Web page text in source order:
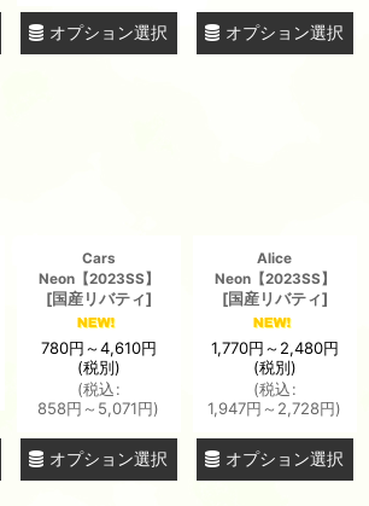
オプション選択 オプション選択
Cars
Neon【2023SS】
[国産リバティ]
780円～4,610円
(税別)
(税込:
858円 ～5,071円)
オプション選択
Alice
Neon【2023SS】
[国産リバティ]
1,770円～2,480円
(税別)
(税込:
1,947円 ～2,728円)
オプション選択